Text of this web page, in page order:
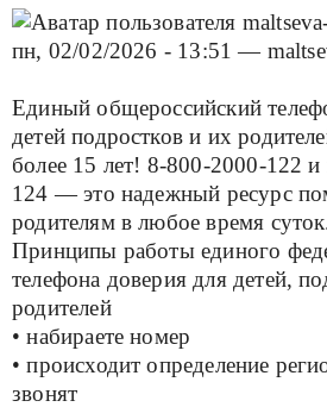
пн, 02/02/2026 - 13:51 —
Единый общероссийский
детей подростков и их
более 15 лет! 8-800-2000-122
124 — это надежный ресурс
родителям в любое время
Принципы работы единого
телефона доверия для детей,
родителей
• набираете номер
• происходит определение
звонят